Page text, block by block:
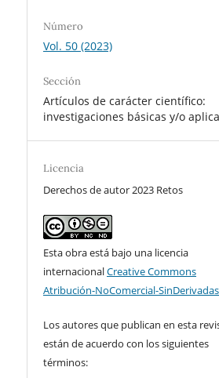
Número
Vol. 50 (2023)
Sección
Artículos de carácter científico:
investigaciones básicas y/o
Licencia
Derechos de autor 2023 Retos
Esta obra está bajo una licencia
internacionalCreative Commons
Atribución-NoComercial-
Los autores que publican en esta
están de acuerdo con los siguientes
términos: